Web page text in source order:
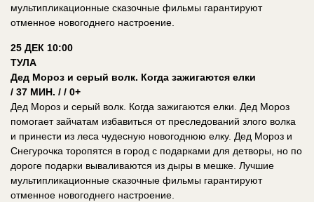
мультипликационные сказочные фильмы гарантируют
отменное новогоднего настроение.
25 ДЕК 10:00
ТУЛА
Дед Мороз и серый волк. Когда зажигаются елки
/ 37 МИН. / / 0+
Дед Мороз и серый волк. Когда зажигаются елки. Дед Мороз
помогает зайчатам избавиться от преследований злого волка
и принести из леса чудесную новогоднюю елку. Дед Мороз и
Снегурочка торопятся в город с подарками для детворы, но по
дороге подарки вываливаются из дыры в мешке. Лучшие
мультипликационные сказочные фильмы гарантируют
отменное новогоднего настроение.